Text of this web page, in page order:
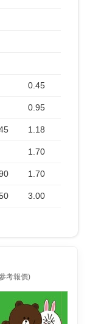
0.45
0.95
1.18
1.70
1.70
3.00
考報價)